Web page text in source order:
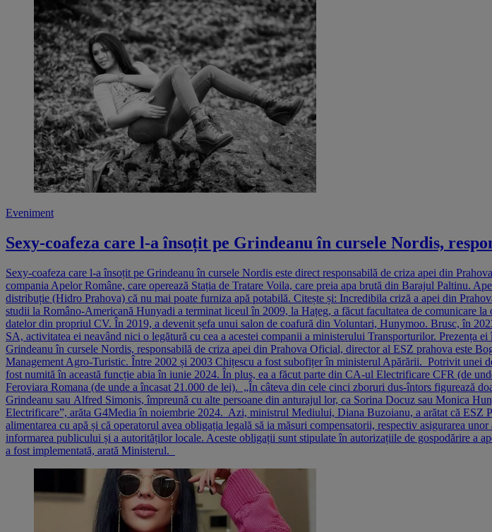
Eveniment
Sexy-coafeza care l-a însoțit pe Grindeanu în cursele Nordis,
Sexy-coafeza care l-a însoțit pe Grindeanu în cursele Nordis este direct responsabilă de criza apei din
compania Apelor Române, care operează Stația de Tratare Voila, care preia apa brută din Barajul Paltinu.
distribuție (Hidro Prahova) că nu mai poate furniza apă potabilă. Citește și: Incredibila criză a apei din
studii la Româno-Americană Hunyadi a terminat liceul în 2009, la Hațeg, a făcut facultatea de comunicare
datelor din propriul CV. În 2019, a devenit șefa unui salon de coafură din Voluntari, Hunymoo. Brusc, în
SA, activitatea ei neavând nici o legătură cu cea a acestei companii a ministerului Transporturilor.
Grindeanu în cursele Nordis, responsabilă de criza apei din Prahova Oficial, director al ESZ prahova este
Management Agro-Turistic. Între 2002 și 2003 Chițescu a fost subofițer în ministerul Apărării. Potrivit unei
fost numită în această funcție abia în iunie 2024. În plus, ea a făcut parte din CA-ul Electrificare CFR (de
Feroviara Romana (de unde a încasat 21.000 de lei). „În câteva din cele cinci zboruri dus-întors figurează
Grindeanu sau Alfred Simonis, împreună cu alte persoane din anturajul lor, ca Sorina Docuz sau Monica
Electrificare”, arăta G4Media în noiembrie 2024. Azi, ministrul Mediului, Diana Buzoianu, a arătat că ESZ
alimentarea cu apă și că operatorul avea obligația legală să ia măsuri compensatorii, respectiv asigurarea
informarea publicului și a autorităților locale. Aceste obligații sunt stipulate în autorizațiile de gospodărire a
a fost implementată, arată Ministerul.